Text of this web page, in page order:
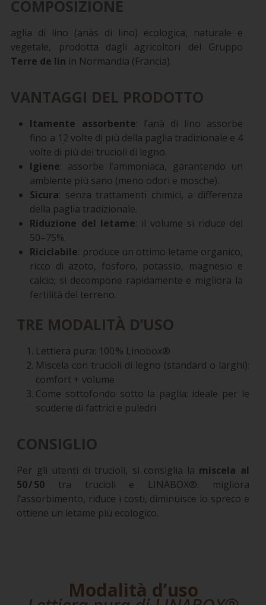
COMPOSIZIONE
aglia di lino (anàs di lino) ecologica, naturale e
vegetale, prodotta dagli agricoltori del Gruppo
Terre de lin in Normandia (Francia).
VANTAGGI DEL PRODOTTO
ltamente assorbente: l’anà di lino assorbe
fino a 12 volte di più della paglia tradizionale e 4
volte di più dei trucioli di legno.
Igiene: assorbe l’ammoniaca, garantendo un
ambiente più sano (meno odori e mosche).
Sicura: senza trattamenti chimici, a differenza
della paglia tradizionale.
Riduzione del letame: il volume si riduce del
50–75%.
Riciclabile: produce un ottimo letame organico,
ricco di azoto, fosforo, potassio, magnesio e
calcio; si decompone rapidamente e migliora la
fertilità del terreno.
TRE MODALITÀ D’USO
Lettiera pura: 100 % Linobox®
Miscela con trucioli di legno (standard o larghi):
comfort + volume
Come sottofondo sotto la paglia: ideale per le
scuderie di fattrici e puledri
CONSIGLIO
Per gli utenti di trucioli, si consiglia la miscela al
50 / 50 tra trucioli e LINABOX®: migliora
l’assorbimento, riduce i costi, diminuisce lo spreco e
ottiene un letame più ecologico.
Modalità d’uso